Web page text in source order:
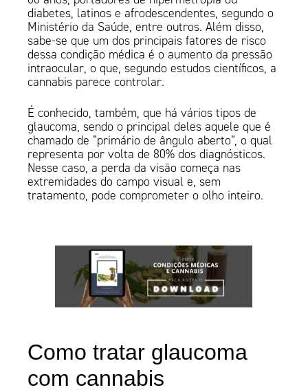
diabetes, latinos e afrodescendentes, segundo o
Ministério da Saúde, entre outros. Além disso,
sabe-se que um dos principais fatores de risco
dessa condição médica é o aumento da pressão
intraocular, o que, segundo estudos científicos, a
cannabis parece controlar.
É conhecido, também, que há vários tipos de
glaucoma, sendo o principal deles aquele que é
chamado de “primário de ângulo aberto”, o qual
representa por volta de 80% dos diagnósticos.
Nesse caso, a perda da visão começa nas
extremidades do campo visual e, sem
tratamento, pode comprometer o olho inteiro.
Como tratar glaucoma
com cannabis